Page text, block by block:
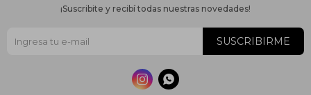
¡Suscribite y recibí todas nuestras novedades!
SUSCRIBIRME
 